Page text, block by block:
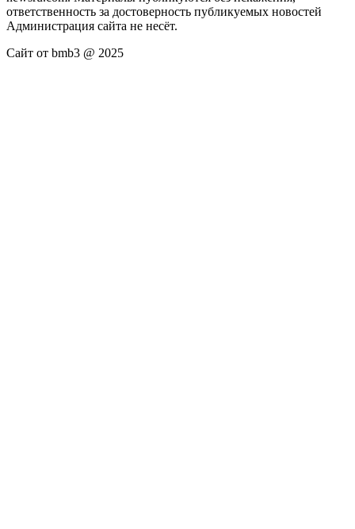
ответственность за достоверность публикуемых новостей
Администрация сайта не несёт.
Сайт от bmb3 @ 2025